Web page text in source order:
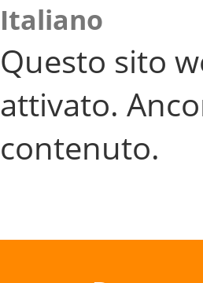
Italiano
Questo sito
attivato.
contenuto.